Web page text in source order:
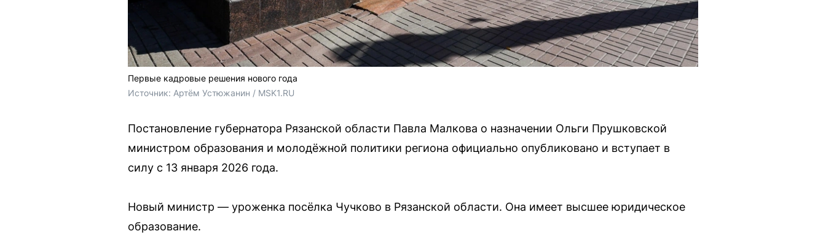
Первые кадровые решения нового года
Источник: Артём Устюжанин / MSK1.RU
Постановление губернатора Рязанской области Павла Малкова о назначении Ольги Прушковской
министром образования и молодёжной политики региона официально опубликовано и вступает в
силу с 13 января 2026 года.
Новый министр — уроженка посёлка Чучково в Рязанской области. Она имеет высшее юридическое
образование.